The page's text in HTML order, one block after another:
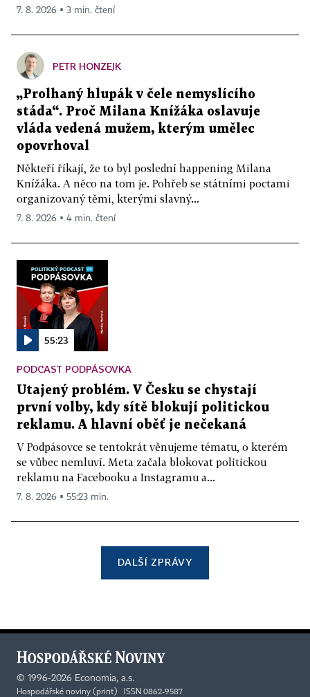
7. 8. 2026 ▪ 3 min. čtení
PETR HONZEJK
„Prolhaný hlupák v čele nemyslícího
stáda“. Proč Milana Knížáka oslavuje
vláda vedená mužem, kterým umělec
opovrhoval
Někteří říkají, že to byl poslední happening Milana
Knížáka. A něco na tom je. Pohřeb se státními poctami
organizovaný těmi, kterými slavný...
7. 8. 2026 ▪ 4 min. čtení
55:23
PODCAST PODPÁSOVKA
Utajený problém. V Česku se chystají
první volby, kdy sítě blokují politickou
reklamu. A hlavní oběť je nečekaná
V Podpásovce se tentokrát věnujeme tématu, o kterém
se vůbec nemluví. Meta začala blokovat politickou
reklamu na Facebooku a Instagramu a...
7. 8. 2026 ▪ 55:23 min.
DALŠÍ ZPRÁVY
© 1996-2026 Economia, a.s.
Hospodářské noviny (print) ISSN 0862-9587